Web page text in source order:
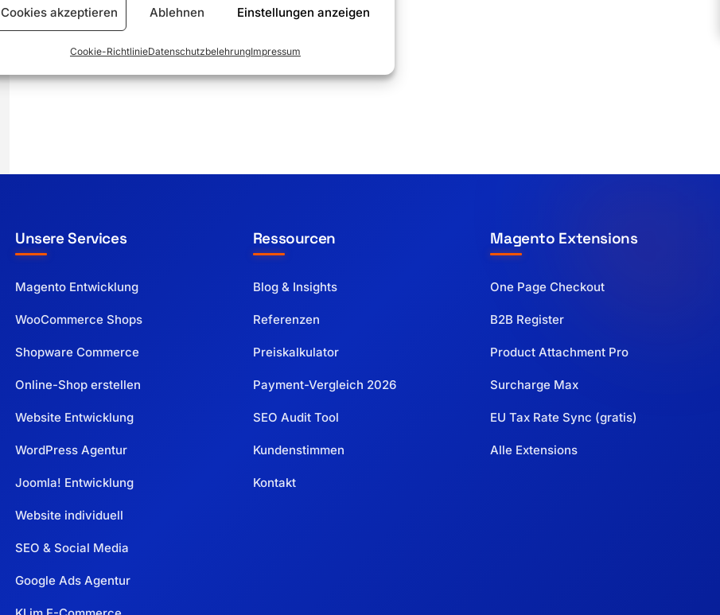
Cookies akzeptieren Ablehnen Einstellungen anzeigen
Cookie-RichtlinieDatenschutzbelehrungImpressum
Unsere Services
Magento Entwicklung
WooCommerce Shops
Shopware Commerce
Online-Shop erstellen
Website Entwicklung
WordPress Agentur
Joomla! Entwicklung
Website individuell
SEO & Social Media
Google Ads Agentur
Ressourcen
Blog & Insights
Referenzen
Preiskalkulator
Payment-Vergleich 2026
SEO Audit Tool
Kundenstimmen
Kontakt
Magento Extensions
One Page Checkout
B2B Register
Product Attachment Pro
Surcharge Max
EU Tax Rate Sync (gratis)
Alle Extensions